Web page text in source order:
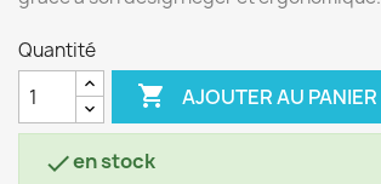
Quantité
 AJOUTER AU PANIER
en stock